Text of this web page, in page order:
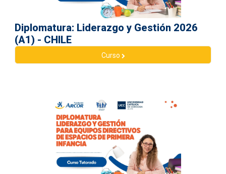
Diplomatura: Liderazgo y Gestión 2026
(A1) - CHILE
Curso